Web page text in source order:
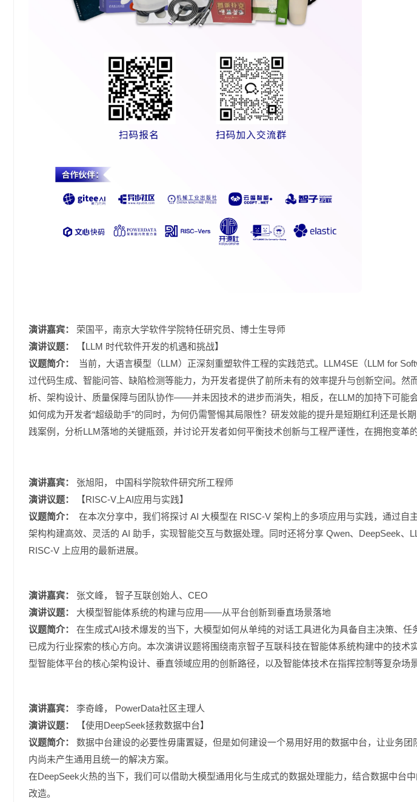
演讲嘉宾： 荣国平，南京大学软件学院特任研究员、博士生导师
演讲议题：
【LLM 时代软件开发的机遇和挑战】
议题简介：
当前，大语言模型（LLM）正深刻重塑软件工程的实践范式。LLM4SE（LLM for
过代码生成、智能问答、缺陷检测等能力，为开发者提供了前所未有的效率提升与创新空间。
析、架构设计、质量保障与团队协作——并未因技术的进步而消失，相反，在LLM的加持下可能
如何成为开发者“超级助手”的同时，为何仍需警惕其局限性？研发效能的提升是短期红利还是长
践案例，分析LLM落地的关键瓶颈，并讨论开发者如何平衡技术创新与工程严谨性，在拥抱变革
演讲嘉宾： 张旭阳， 中国科学院软件研究所工程师
演讲议题：
【RISC-V上AI应用与实践】
议题简介：
在本次分享中，我们将探讨 AI 大模型在 RISC-V 架构上的多项应用与实践，通过自
架构构建高效、灵活的 AI 助手，实现智能交互与数据处理。同时还将分享 Qwen、DeepSeek、
RISC-V 上应用的最新进展。
演讲嘉宾： 张文峰， 智子互联创始人、CEO
演讲议题：
大模型智能体系统的构建与应用——从平台创新到垂直场景落地
议题简介：
在生成式AI技术爆发的当下，大模型如何从单纯的对话工具进化为具备自主决策、任
已成为行业探索的核心方向。本次演讲议题将围绕南京智子互联科技在智能体系统构建中的技术
型智能体平台的核心架构设计、垂直领域应用的创新路径，以及智能体技术在指挥控制等复杂场
演讲嘉宾： 李奇峰， PowerData社区主理人
演讲议题：
【使用DeepSeek拯救数据中台】
议题简介：
数据中台建设的必要性毋庸置疑，但是如何建设一个易用好用的数据中台，让业务
内尚未产生通用且统一的解决方案。
在DeepSeek火热的当下，我们可以借助大模型通用化与生成式的数据处理能力，结合数据中台
改造。